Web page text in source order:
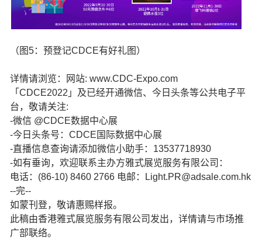
（图5：预登记CDCE有好礼图）
详情请浏览：网站: www.CDC-Expo.com
「CDCE2022」及已经开通微信、今日头条等公共电子平
台，敬请关注:
-微信 @CDCE数据中心展
-今日头条号：CDCE国际数据中心展
-直播信息查询请添加微信小助手：13537718930
-如有垂询，欢迎联系主办方雅式展览服务有限公司：
电话：(86-10) 8460 2766 电邮：Light.PR@adsale.com.hk
--完--
如蒙刊登，敬请惠赐样报。
此稿由香港雅式展览服务有限公司发出，详情请与市场推
广部联络。